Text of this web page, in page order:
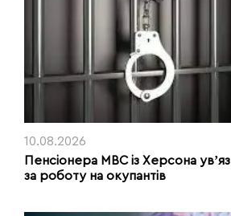
10.08.2026
Пенсіонера МВС із Херсона
за роботу на окупантів